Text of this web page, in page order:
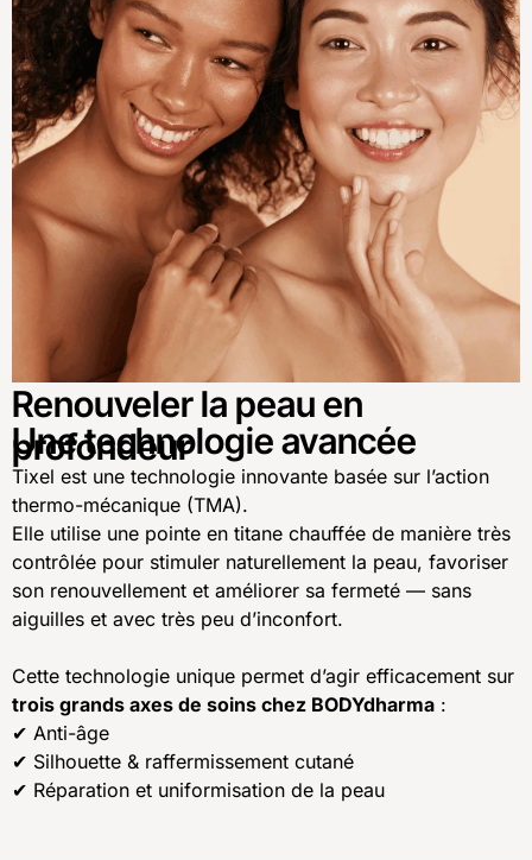
Renouveler la peau en
profondeur
Une technologie avancée
Tixel est une technologie innovante basée sur l’action
thermo-mécanique (TMA).
Elle utilise une pointe en titane chauffée de manière très
contrôlée pour stimuler naturellement la peau, favoriser
son renouvellement et améliorer sa fermeté — sans
aiguilles et avec très peu d’inconfort.
Cette technologie unique permet d’agir efficacement sur
trois grands axes de soins chez BODYdharma :
✔ Anti-âge
✔ Silhouette & raffermissement cutané
✔ Réparation et uniformisation de la peau